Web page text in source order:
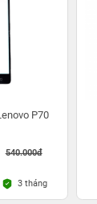
P70
540.000đ
3 tháng